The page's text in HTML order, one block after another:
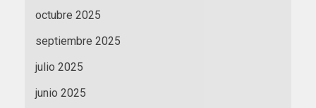
octubre 2025
septiembre 2025
julio 2025
junio 2025